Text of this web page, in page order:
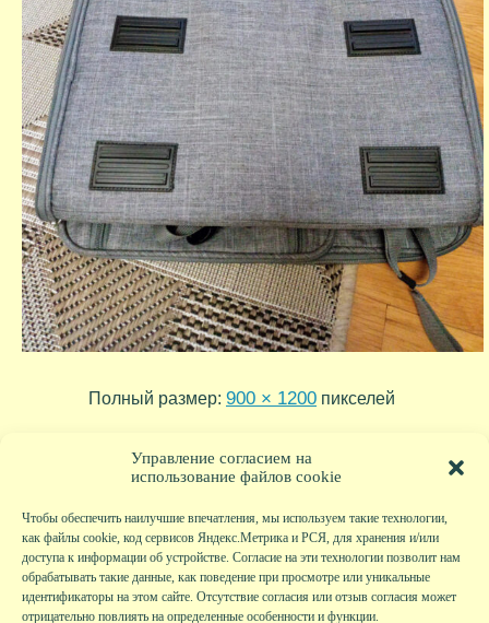
Управление согласием на
использование файлов cookie
Чтобы обеспечить наилучшие впечатления, мы используем такие технологии,
как файлы cookie, код сервисов Яндекс.Метрика и РСЯ, для хранения и/или
доступа к информации об устройстве. Согласие на эти технологии позволит нам
обрабатывать такие данные, как поведение при просмотре или уникальные
идентификаторы на этом сайте. Отсутствие согласия или отзыв согласия может
отрицательно повлиять на определенные особенности и функции.
Полный размер: 900 × 1200 пикселей